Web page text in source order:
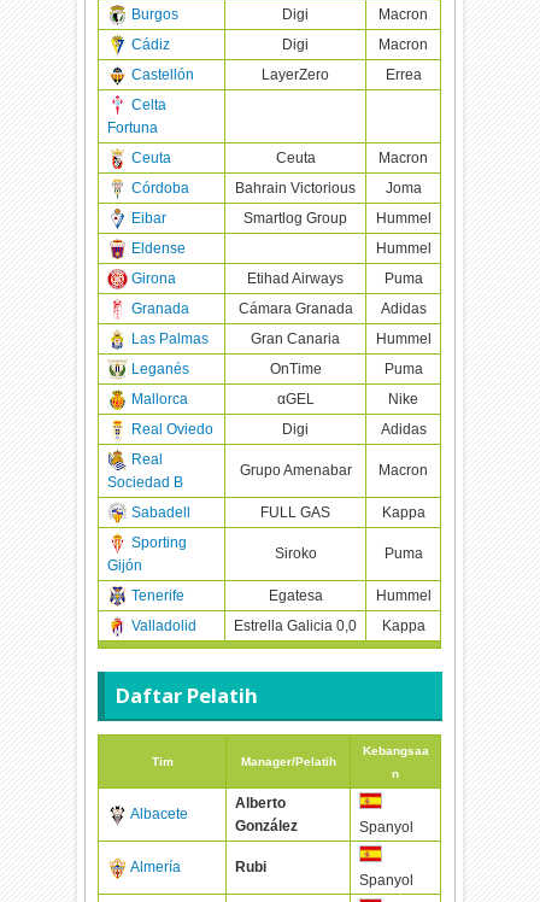
Burgos
Digi
Macron
Cádiz
Digi
Macron
Castellón
LayerZero
Errea
Celta
Fortuna
Ceuta
Ceuta
Macron
Córdoba
Bahrain Victorious
Joma
Eibar
Smartlog Group
Hummel
Eldense
Hummel
Girona
Etihad Airways
Puma
Granada
Cámara Granada
Adidas
Las Palmas
Gran Canaria
Hummel
Leganés
OnTime
Puma
Mallorca
αGEL
Nike
Real Oviedo
Digi
Adidas
Real
Sociedad B
Grupo Amenabar Macron
Sabadell FULL GAS
Kappa
Sporting
Gijón
Siroko Puma
Tenerife Egatesa
Hummel
Valladolid
Estrella Galicia 0,0 Kappa
Daftar Pelatih
Tim Manager/Pelatih
Kebangsaa
n
Albacete
Alberto
González
Spanyol
Almería Rubi
Spanyol